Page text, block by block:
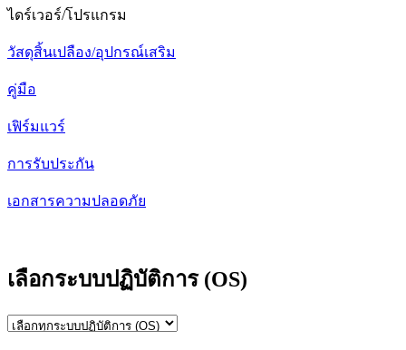
ไดร์เวอร์/โปรแกรม
วัสดุสิ้นเปลือง/อุปกรณ์เสริม
คู่มือ
เฟิร์มแวร์
การรับประกัน
เอกสารความปลอดภัย
เลือกระบบปฏิบัติการ (OS)